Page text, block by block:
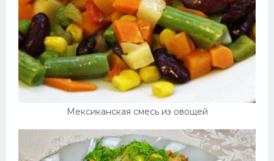
Мексиканская смесь из овощей